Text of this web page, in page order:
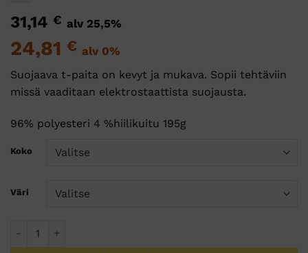
31,14 € alv 25,5%
24,81 € alv 0%
Suojaava t-paita on kevyt ja mukava. Sopii tehtäviin
missä vaaditaan elektrostaattista suojausta.
96% polyesteri 4 %hiilikuitu 195g
Koko
Väri